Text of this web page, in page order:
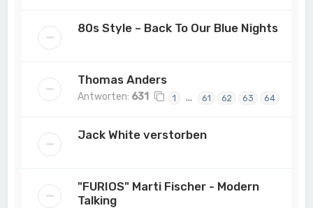
80s Style – Back To Our Blue Nights
Thomas Anders
Antworten: 631 1 … 61 62 63 64
Jack White verstorben
"FURIOS" Marti Fischer - Modern
Talking